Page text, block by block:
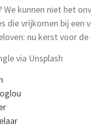
We kunnen niet het
die vrijkomen bij een
nu kerst voor
via Unsplash